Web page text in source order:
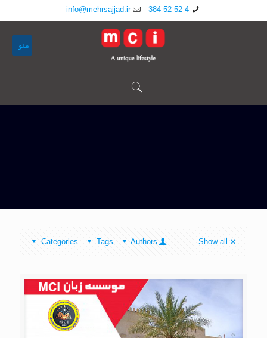
4 52 52 384
info@mehrsajjad.ir
منو
Categories Tags Authors Show all